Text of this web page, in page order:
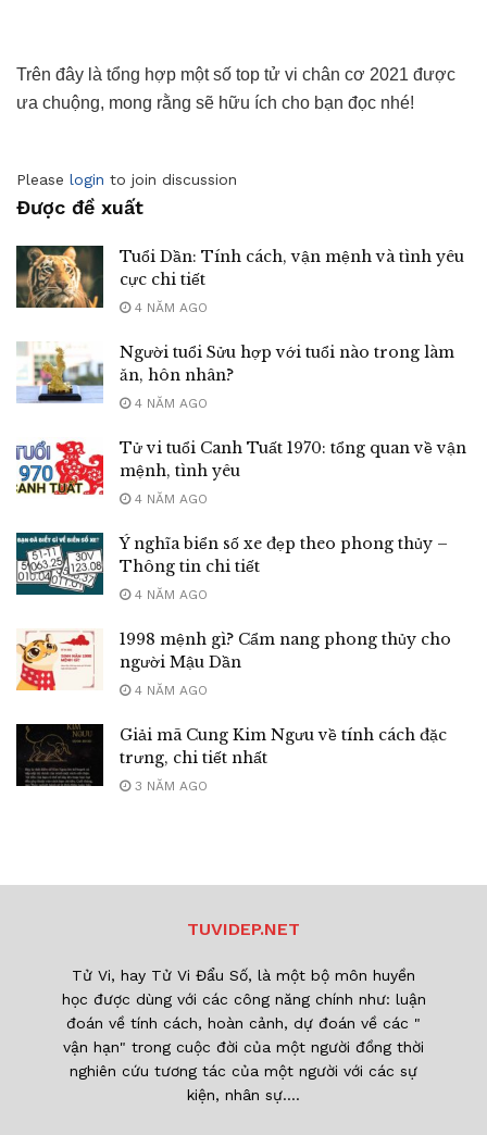
Trên đây là tổng hợp một số top tử vi chân cơ 2021 được
ưa chuộng, mong rằng sẽ hữu ích cho bạn đọc nhé!
Please login to join discussion
Được đề xuất
Tuổi Dần: Tính cách, vận mệnh và tình yêu
cực chi tiết
4 NĂM AGO
Người tuổi Sửu hợp với tuổi nào trong làm
ăn, hôn nhân?
4 NĂM AGO
Tử vi tuổi Canh Tuất 1970: tổng quan về vận
mệnh, tình yêu
4 NĂM AGO
Ý nghĩa biển số xe đẹp theo phong thủy –
Thông tin chi tiết
4 NĂM AGO
1998 mệnh gì? Cẩm nang phong thủy cho
người Mậu Dần
4 NĂM AGO
Giải mã Cung Kim Ngưu về tính cách đặc
trưng, chi tiết nhất
3 NĂM AGO
TUVIDEP.NET
Tử Vi, hay Tử Vi Đẩu Số, là một bộ môn huyền
học được dùng với các công năng chính như: luận
đoán về tính cách, hoàn cảnh, dự đoán về các "
vận hạn" trong cuộc đời của một người đồng thời
nghiên cứu tương tác của một người với các sự
kiện, nhân sự....